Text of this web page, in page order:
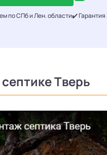
по СПб и Лен. области✔️ Гарантия
Тверь